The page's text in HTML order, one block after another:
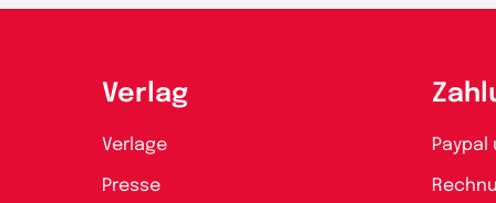
Verlag
Verlage
Presse